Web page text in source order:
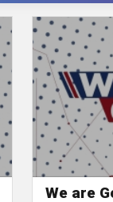
We are